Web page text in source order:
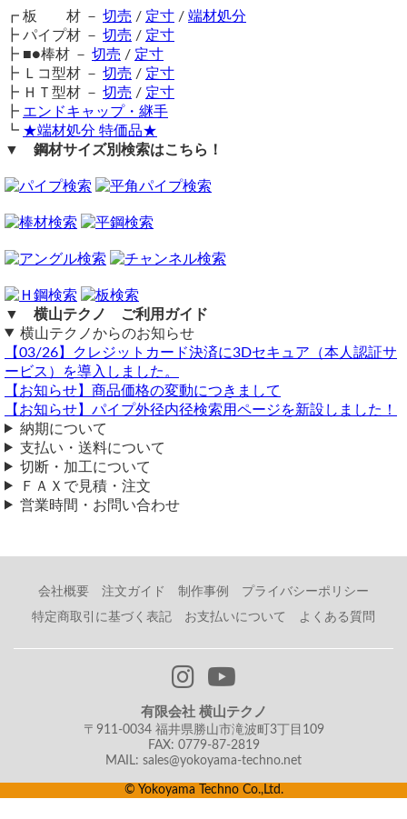
工業用鋼材となりますので、材料の移動・切断・加工・配送
に伴う擦り傷や汚れ・歪み等が発生します事をご了承くださ
い。
商品の返品・交換はお受けできません。
商品購入は自動計算フォームに必要寸法・数量等を入力し、
試算結果を確認後、買い物カートに追加して注文フォームへ
とお進みください。
ご注文メール返信にて送料・振込先等をご連絡いたします。
自動計算フォームでの試算ができない場合や複雑な加工を伴
う品の場合は、メールフォーム（見積依頼・注文依頼）より
お問い合わせください。
ります。（個人宛での受け取りは対応不可）
大判の薄板は梱包補強用のコンパネ代が別途加算される場合
があります。
長尺物・重量物の送料については個別見積りとなりますの
で、まずはお問合せください。
Q＆A～長尺物・重量物の発送について～はこちらをクリッ
ク
備考
#700片面鏡面研磨品は傷つきやすいため、定寸サイズのみ販
売しております。
表面の保護シート(白色)をはがした際、保護シートの粘着ノ
リが付着している場合があります。その際にはお手数です
が、シンナーやアルコール等で除去してください。
細幅の場合、フラットバー（平鋼）に同サイズがあれば、そ
ちらはねじれ・反りがなく綺麗な仕上がりとなりますので、
細幅をご要望の際は、一度 フラットバー（平鋼）のページ
ご確認ください。
同サイズまとめ買いで多数同時注文割引適用！
ら>>
関連商品
⇒ ステンレス板(片面#400研磨品) 定寸販売
⇒ ステンレス板(片面#400研磨品) 定寸販売
⇒ ステンレス板(片面#700研磨品) 定寸販売
⇒ ステンレス板(片面#700研磨品) 定寸販売
⇒ ステンレス板 片面#400研磨品 板厚0.5～0.6mm 切り売
切り売り
⇒ ステンレス 平鋼 片面#400研磨品 切り売り
横山テクノ（ 2026/04/14 ）
鏡面
自分で磨けば鏡面になりますか
すが、通常個人で鏡面仕上げ（#800～＃1500程度）まで行うのは難
SUS304仕上げ #400 or HLでの厚み
お世話になります。
SUS304のシャーリング加工で、
5x250x1700 or 4x250x1700
のどちらか1枚を検討しておりますが、片面の仕上げを
#400 もしくは HL にすること可能でしょうか？
また、可能な場合、注文の方法を教えてください。
ステンレス板の加工の見積もり願い
見積もりをお願いしたいのですが、
ステンレス板sus３０４ #400片面鏡面 板厚3mmを縦横寸法約５０
０mmを3種類、カットと穴あけ、出来れば縁に8mmのステンレス丸
しょうか？よろしくお願い致します。
┏ 板 材 － 切売 / 定寸 / 端材処分
┣ パイプ材 － 切売 / 定寸
┣ ■●棒材 － 切売 / 定寸
┣ Ｌコ型材 － 切売 / 定寸
┣ ＨＴ型材 － 切売 / 定寸
┣ エンドキャップ・継手
┗ ★端材処分 特価品★
▼ 鋼材サイズ別検索はこちら！
▼ 横山テクノ ご利用ガイド
横山テクノからのお知らせ
【03/26】クレジットカード決済に3Dセキュア（本人認証サ
ービス）を導入しました。
【お知らせ】商品価格の変動につきまして
【お知らせ】パイプ外径内径検索用ページを新設しました！
納期について
支払い・送料について
切断・加工について
ＦＡＸで見積・注文
営業時間・お問い合わせ
会社概要 注文ガイド 制作事例
プライバシーポリシー
特定商取引に基づく表記
お支払いについて よくある質問
有限会社 横山テクノ
〒911-0034 福井県勝山市滝波町3丁目109
FAX: 0779-87-2819
MAIL: sales@yokoyama-techno.net
© Yokoyama Techno Co.,Ltd.